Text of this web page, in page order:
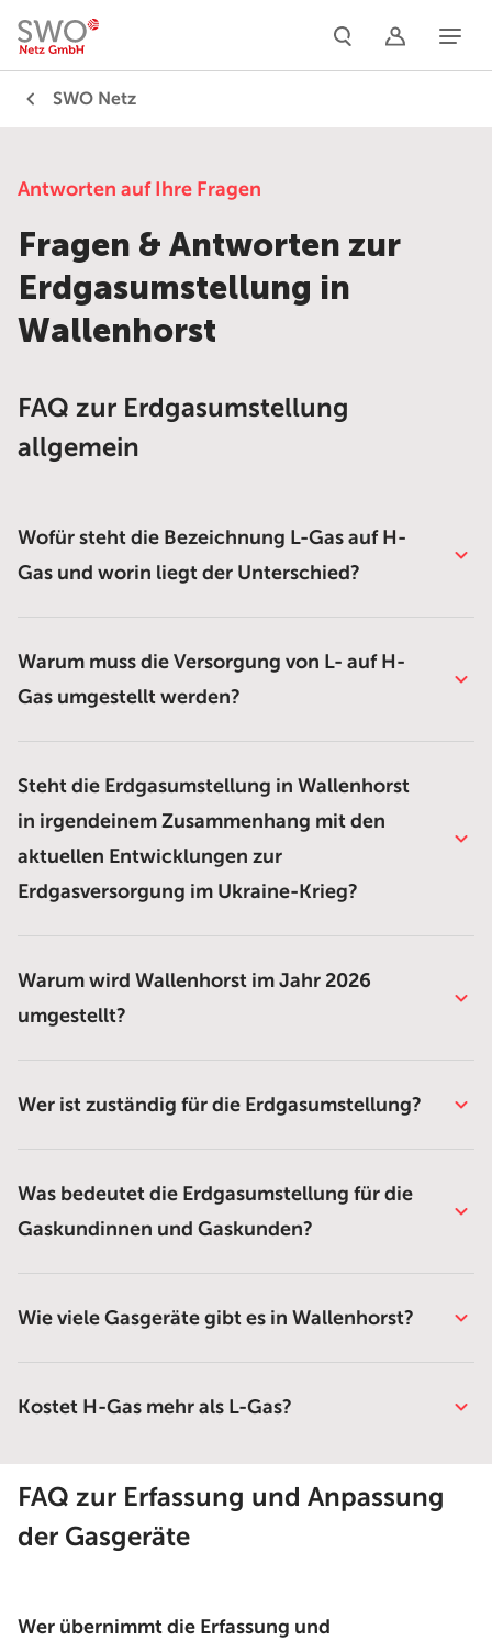
SWO Netz
Antworten auf Ihre Fragen
Fragen & Antworten zur
Erdgasumstellung in
Wallenhorst
FAQ zur Erdgasumstellung
allgemein
Wofür steht die Bezeichnung L-Gas auf H-
Gas und worin liegt der Unterschied?
Warum muss die Versorgung von L- auf H-
Gas umgestellt werden?
Steht die Erdgasumstellung in Wallenhorst
in irgendeinem Zusammenhang mit den
aktuellen Entwicklungen zur
Erdgasversorgung im Ukraine-Krieg?
Warum wird Wallenhorst im Jahr 2026
umgestellt?
Wer ist zuständig für die Erdgasumstellung?
Was bedeutet die Erdgasumstellung für die
Gaskundinnen und Gaskunden?
Wie viele Gasgeräte gibt es in Wallenhorst?
Kostet H-Gas mehr als L-Gas?
FAQ zur Erfassung und Anpassung
der Gasgeräte
Wer übernimmt die Erfassung und